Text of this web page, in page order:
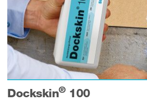
Dockskin®100